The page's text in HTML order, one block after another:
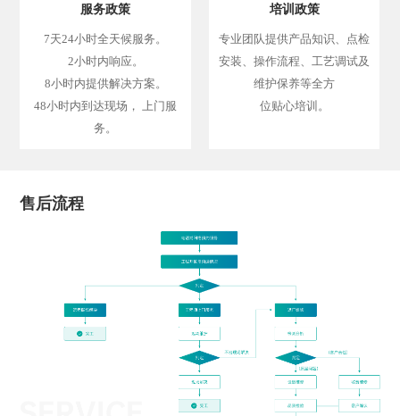
服务政策
7天24小时全天候服务。
2小时内响应。
8小时内提供解决方案。
48小时内到达现场， 上门服
务。
培训政策
专业团队提供产品知识、点检
安装、操作流程、工艺调试及
维护保养等全方
位贴心培训。
售后流程